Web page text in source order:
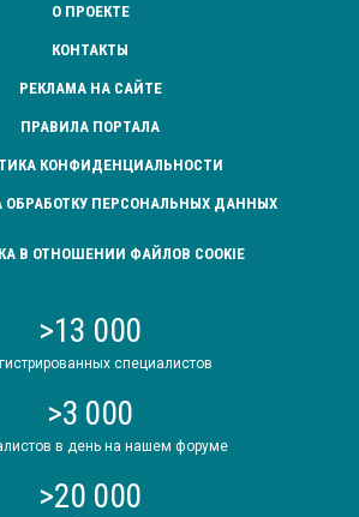
О ПРОЕКТЕ
КОНТАКТЫ
РЕКЛАМА НА САЙТЕ
ПРАВИЛА ПОРТАЛА
КОНФИДЕНЦИАЛЬНОСТИ
ОБРАБОТКУ ПЕРСОНАЛЬНЫХ ДАННЫХ
В ОТНОШЕНИИ ФАЙЛОВ COOKIE
>13 000
специалистов
>3 000
в день на нашем форуме
>20 000